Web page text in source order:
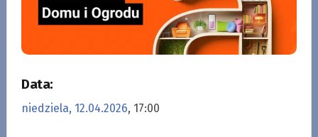
Data:
niedziela, 12.04.2026, 17:00